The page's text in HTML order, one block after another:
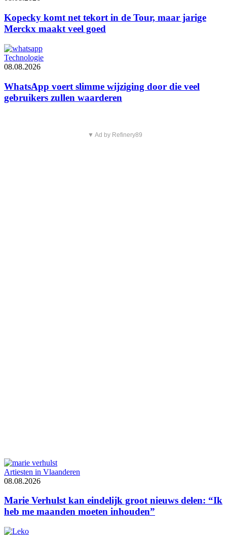
Kopecky komt net tekort in de Tour, maar jarige
Merckx maakt veel goed
Technologie
08.08.2026
WhatsApp voert slimme wijziging door die veel
gebruikers zullen waarderen
▼ Ad by Refinery89
Artiesten in Vlaanderen
08.08.2026
Marie Verhulst kan eindelijk groot nieuws delen: “Ik
heb me maanden moeten inhouden”